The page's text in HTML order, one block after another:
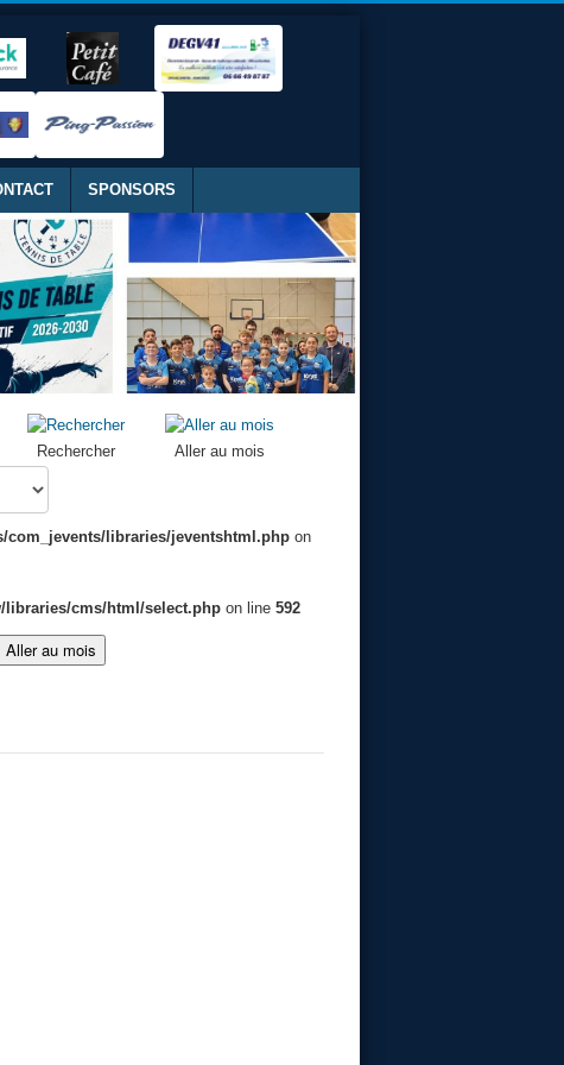
SPONSORS
Rechercher Aller au mois
com_jevents/libraries/jeventshtml.phpon
libraries/cms/html/select.php on line592
Aller au mois